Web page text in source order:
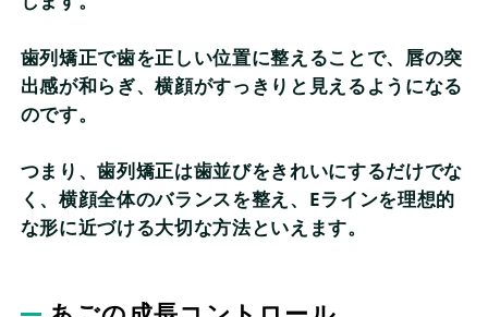
歯列矯正で歯を正しい位置に整えることで、唇の突
出感が和らぎ、横顔がすっきりと見えるようになる
のです。
つまり、歯列矯正は歯並びをきれいにするだけでな
く、横顔全体のバランスを整え、Eラインを理想的
な形に近づける大切な方法といえます。